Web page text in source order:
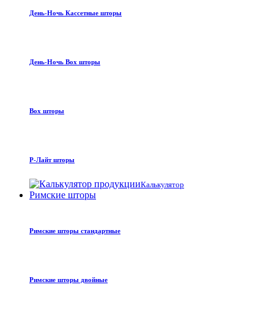
День-Ночь Кассетные шторы
День-Ночь Box шторы
Box шторы
Р-Лайт шторы
Калькулятор
Римские шторы
Римские шторы стандартные
Римские шторы двойные